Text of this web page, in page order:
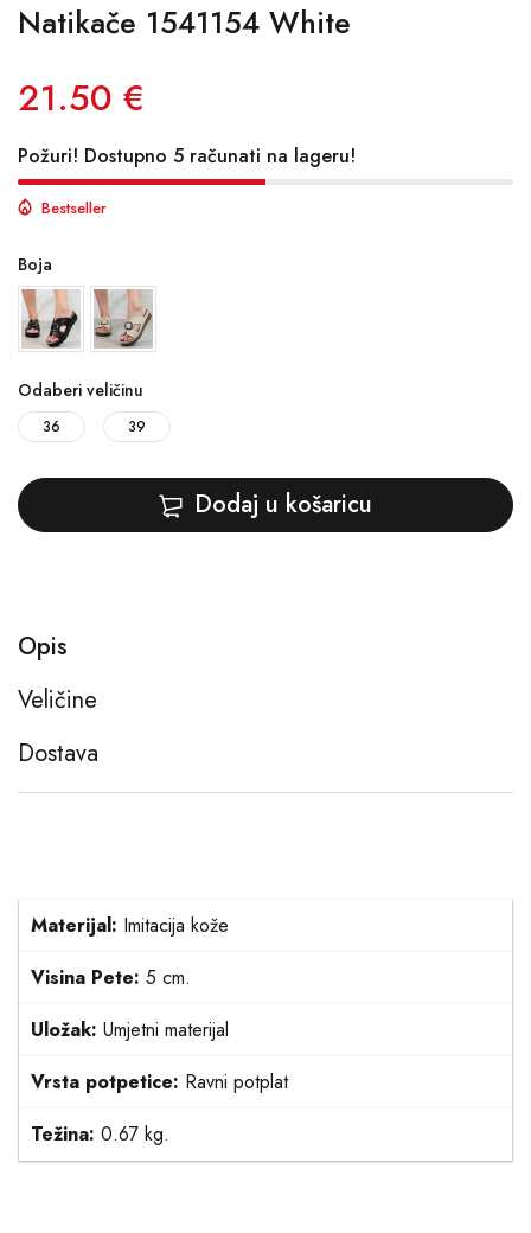
Natikače 1541154 White
21.50 €
Požuri! Dostupno 5 računati na lageru!
Bestseller
Boja
Odaberi veličinu
36 39
Dodaj u košaricu
Opis
Veličine
Dostava
Materijal: Imitacija kože
Visina Pete: 5 cm.
Uložak: Umjetni materijal
Vrsta potpetice: Ravni potplat
Težina: 0.67 kg.